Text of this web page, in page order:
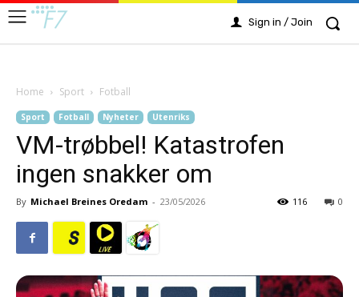
Sign in / Join
Home Sport Fotball
Sport Fotball Nyheter Utenriks
VM-trøbbel! Katastrofen
ingen snakker om
By Michael Breines Oredam - 23/05/2026 0
116